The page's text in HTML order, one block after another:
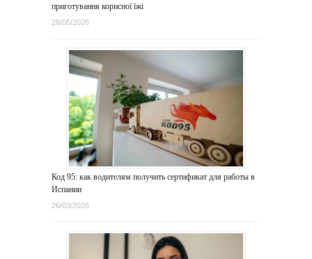
приготування корисної їжі
28/05/2026
Код 95: как водителям получить сертификат для работы в
Испании
26/03/2026